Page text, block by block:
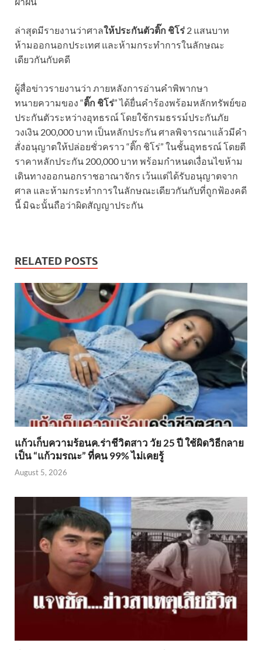
ล่าสุดมีรายงานว่าศาลให้ประกันตัวติ๊ก ชิโร่ 2 แสนบาท
ห้ามออกนอกประเทศ และห้ามกระทำการในลักษณะ
เดียวกันกับคดี
ผู้สื่อข่าวรายงานว่า ภายหลังการอ่านคำพิพากษา
ทนายความของ “ติ๊ก ชิโร่” ได้ยื่นคำร้องพร้อมหลักทรัพย์ขอ
ประกันตัวระหว่างอุทธรณ์ โดยใช้กรมธรรม์ประกันภัย
วงเงิน 200,000 บาท เป็นหลักประกัน ศาลพิจารณาแล้วมีคำ
สั่งอนุญาตให้ปล่อยชั่วคราว “ติ๊ก ชิโร่” ในชั้นอุทธรณ์ โดยตี
ราคาหลักประกัน 200,000 บาท พร้อมกำหนดเงื่อนไขห้าม
เดินทางออกนอกราชอาณาจักร เว้นแต่ได้รับอนุญาตจาก
ศาล และห้ามกระทำการในลักษณะเดียวกันกับที่ถูกฟ้องคดี
นี้ มิฉะนั้นถือว่าผิดสัญญาประกัน
RELATED POSTS
แก้วเก็บความร้อนค.ร่าชีวิตสาว วัย 25 ปี ใช้ผิดวิธีกลาย
เป็น “แก้วมรณะ” ที่คน 99% ไม่เคยรู้
August 5, 2026